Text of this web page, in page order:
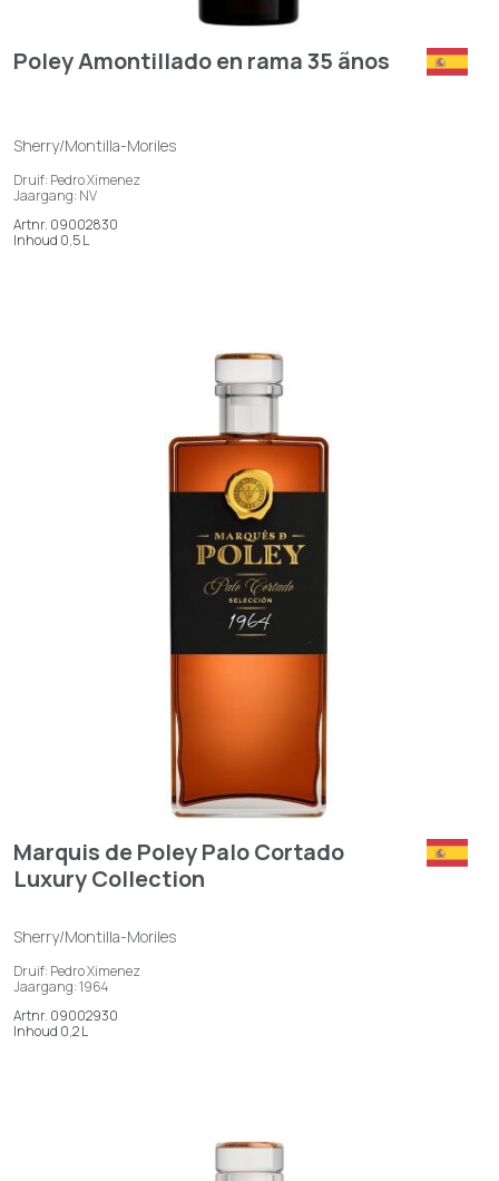
Poley Amontillado en rama 35 ãnos
Sherry/Montilla-Moriles
Druif: Pedro Ximenez
Jaargang: NV
Artnr. 09002830
Inhoud 0,5 L
Marquis de Poley Palo Cortado
Luxury Collection
Sherry/Montilla-Moriles
Druif: Pedro Ximenez
Jaargang: 1964
Artnr. 09002930
Inhoud 0,2 L